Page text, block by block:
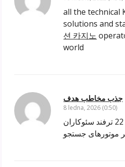
all the technical
solutions and
션 카지노
world
جذب مخاطب هدف
8 ledna, 2026 (0:50)
جادوی بازاریابی محتوا: 22 ترفند سئوکاران
موتورهای جستجو